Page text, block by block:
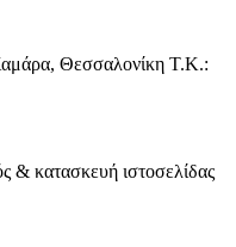
Θεσσαλονίκη T.K.:
& κατασκευή ιστοσελίδας